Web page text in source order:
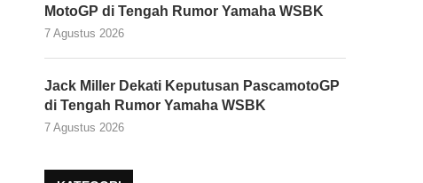
MotoGP di Tengah Rumor Yamaha WSBK
7 Agustus 2026
Jack Miller Dekati Keputusan PascamotoGP
di Tengah Rumor Yamaha WSBK
7 Agustus 2026